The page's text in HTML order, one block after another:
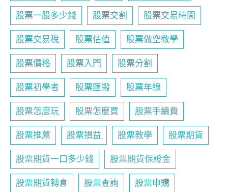
股票一股多少錢 股票交割 股票交易時間
股票交易稅 股票估值 股票做空教學
股票價格 股票入門 股票分割
股票初學者 股票匯撥 股票年線
股票怎麼玩 股票怎麼買 股票手續費
股票推薦 股票損益 股票教學 股票期貨
股票期貨一口多少錢 股票期貨保證金
股票期貨轉倉 股票查詢 股票申購